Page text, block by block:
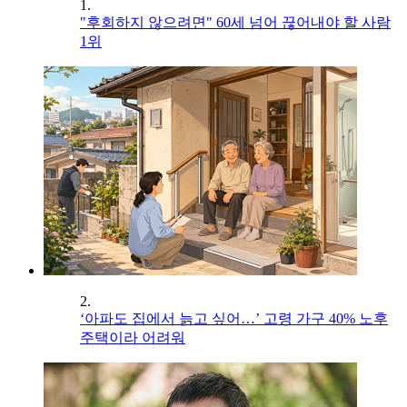
1.
"후회하지 않으려면" 60세 넘어 끊어내야 할 사람
1위
2.
‘아파도 집에서 늙고 싶어…’ 고령 가구 40% 노후
주택이라 어려워